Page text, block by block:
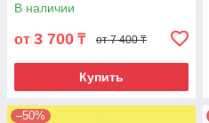
В наличии
от 3 700 ₸ от 7 400 ₸
Купить
–50%